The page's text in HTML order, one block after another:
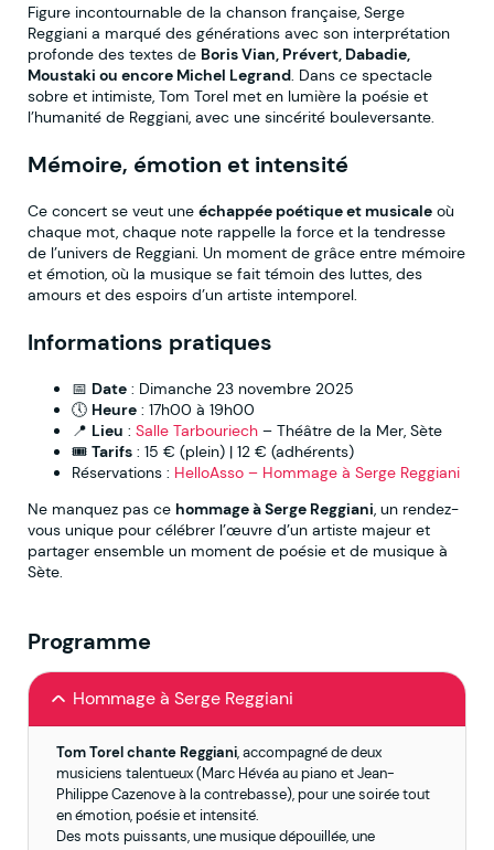
Figure incontournable de la chanson française, Serge
Reggiani a marqué des générations avec son interprétation
profonde des textes de Boris Vian, Prévert, Dabadie,
Moustaki ou encore Michel Legrand . Dans ce spectacle
sobre et intimiste, Tom Torel met en lumière la poésie et
l’humanité de Reggiani, avec une sincérité bouleversante.
Mémoire, émotion et intensité
Ce concert se veut une échappée poétique et musicale où
chaque mot, chaque note rappelle la force et la tendresse
de l’univers de Reggiani. Un moment de grâce entre mémoire
et émotion, où la musique se fait témoin des luttes, des
amours et des espoirs d’un artiste intemporel.
Informations pratiques
📅 Date : Dimanche 23 novembre 2025
🕔 Heure : 17h00 à 19h00
📍 Lieu : Salle Tarbouriech – Théâtre de la Mer, Sète
🎟️ Tarifs : 15 € (plein) | 12 € (adhérents)
Réservations : HelloAsso – Hommage à Serge Reggiani
Ne manquez pas ce hommage à Serge Reggiani , un rendez-
vous unique pour célébrer l’œuvre d’un artiste majeur et
partager ensemble un moment de poésie et de musique à
Sète.
Programme
Hommage à Serge Reggiani
Tom Torel chante Reggiani, accompagné de deux
musiciens talentueux (Marc Hévéa au piano et Jean-
Philippe Cazenove à la contrebasse), pour une soirée tout
en émotion, poésie et intensité.
Des mots puissants, une musique dépouillée, une